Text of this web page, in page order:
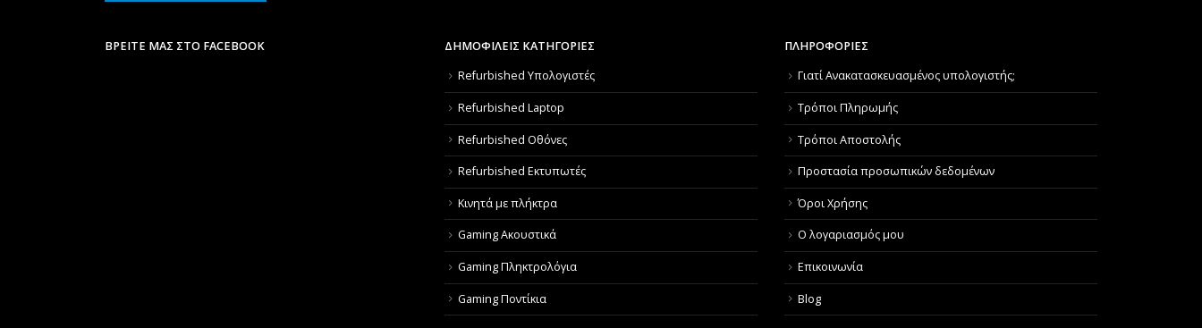
ΒΡΕΊΤΕ ΜΑΣ ΣΤΟ FACEBOOK
ΔΗΜΟΦΙΛΕΙΣ ΚΑΤΗΓΟΡΙΕΣ
Refurbished Υπολογιστές
Refurbished Laptop
Refurbished Οθόνες
Refurbished Εκτυπωτές
Κινητά με πλήκτρα
Gaming Ακουστικά
Gaming Πληκτρολόγια
Gaming Ποντίκια
ΠΛΗΡΟΦΟΡΙΕΣ
Γιατί Aνακατασκευασμένος υπολογιστής;
Τρόποι Πληρωμής
Τρόποι Αποστολής
Προστασία προσωπικών δεδομένων
Όροι Χρήσης
Ο λογαριασμός μου
Επικοινωνία
Blog